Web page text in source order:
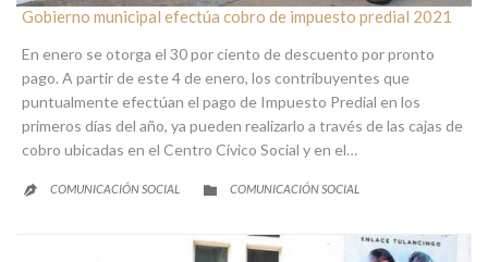
Gobierno municipal efectúa cobro de impuesto predial 2021
En enero se otorga el 30 por ciento de descuento por pronto
pago. A partir de este 4 de enero, los contribuyentes que
puntualmente efectúan el pago de Impuesto Predial en los
primeros días del año, ya pueden realizarlo a través de las cajas de
cobro ubicadas en el Centro Cívico Social y en el…
 COMUNICACIÓN SOCIAL  CATEGORY
COMUNICACIÓN SOCIAL